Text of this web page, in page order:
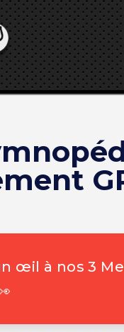
œil à nos 3